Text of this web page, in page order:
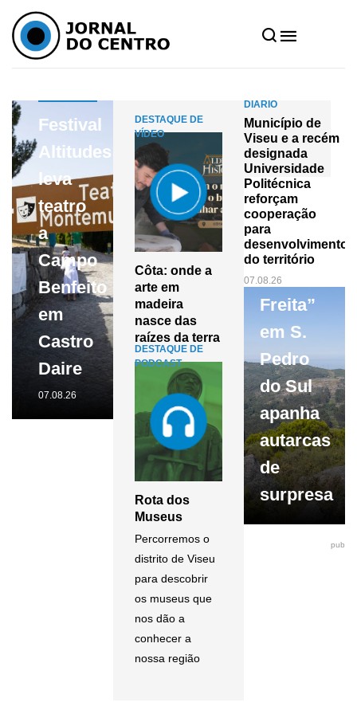
Festival
Altitudes
leva
teatro
a
Campo
Benfeito
em
Castro
Daire
07.08.26
Jornal do Centro - Notícias de
Viseu e da Região Centro
Côta: onde a
arte em
madeira
nasce das
raízes da terra
Rota dos
Museus
Percorremos o
distrito de Viseu
para descobrir
os museus que
nos dão a
conhecer a
nossa região
DIÁRIO
Município de
Viseu e a recém
designada
Universidade
Politécnica
reforçam
cooperação
para
desenvolvimento
do território
07.08.26
Centro
de
da
Serra
da
Freita”
em S.
Pedro
do Sul
apanha
autarcas
de
surpresa
pub